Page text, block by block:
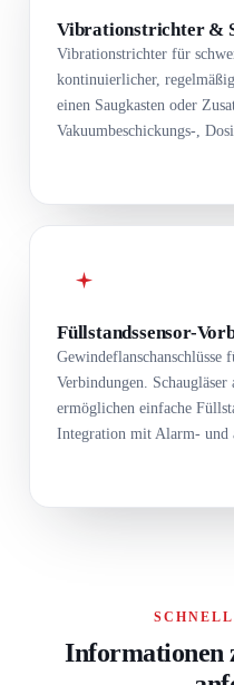
Vibrationstrichter &
Vibrationstrichter für
kontinuierlicher,
einen Saugkasten oder
Vakuumbeschickungs-,
Füllstandssensor-
Verbindungen.
ermöglichen einfache
Integration mit Alarm- und
Informationen